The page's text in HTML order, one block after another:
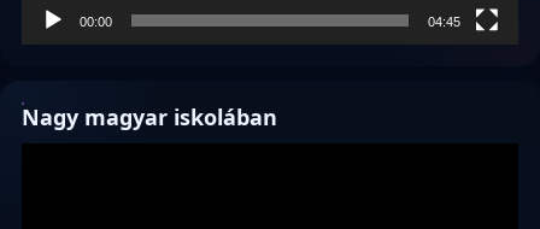
00:00 04:45
Nagy magyar iskolában